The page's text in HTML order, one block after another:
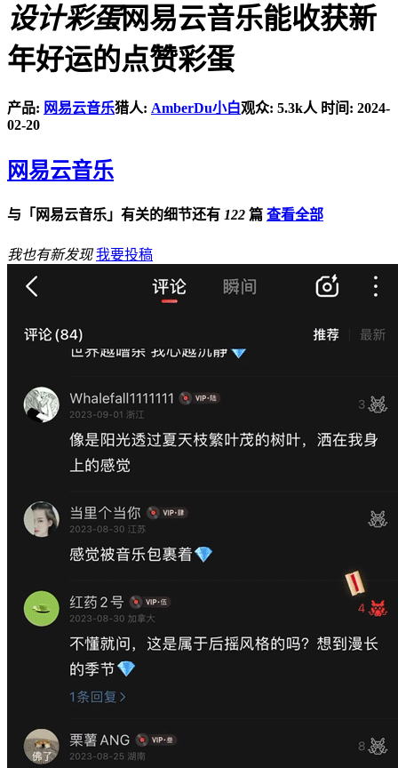
设计彩蛋网易云音乐能收获新
年好运的点赞彩蛋
产品: 网易云音乐猎人: AmberDu小白观众: 5.3k人 时间: 2024-
02-20
网易云音乐
与「网易云音乐」有关的细节还有 122 篇 查看全部
我也有新发现 我要投稿